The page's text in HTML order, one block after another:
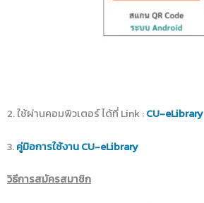
2. ใช้ผ่านคอมพิวเตอร์ ได้ที่ Link :CU-eLibrary
3.คู่มิอการใช้งาน CU-eLibrary
วิธีการสมัครสมาชิก